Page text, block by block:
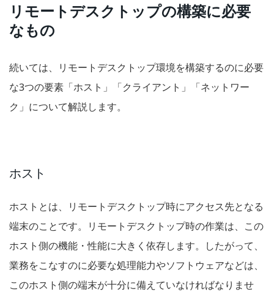
リモートデスクトップの構築に必要
なもの
続いては、リモートデスクトップ環境を構築するのに必要
な3つの要素「ホスト」「クライアント」「ネットワー
ク」について解説します。
ホスト
ホストとは、リモートデスクトップ時にアクセス先となる
端末のことです。リモートデスクトップ時の作業は、この
ホスト側の機能・性能に大きく依存します。したがって、
業務をこなすのに必要な処理能力やソフトウェアなどは、
このホスト側の端末が十分に備えていなければなりませ